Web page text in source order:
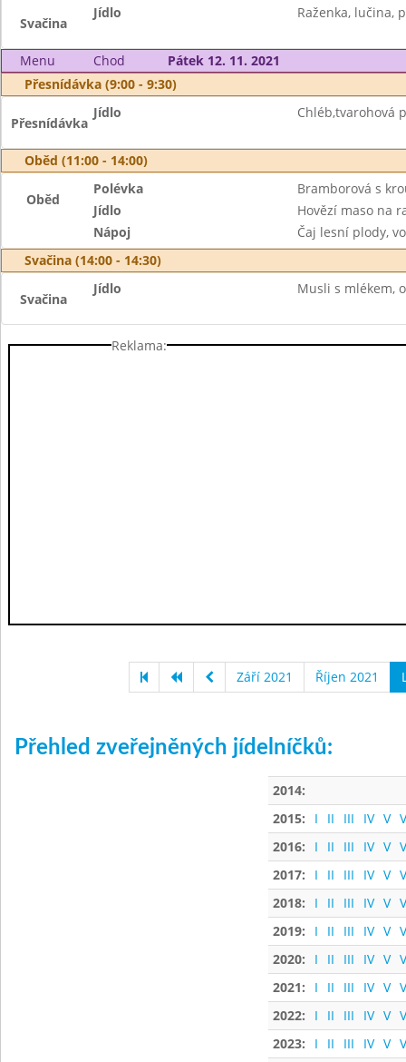
Svačina
Jídlo Raženka, lučina,
Menu Chod
Pátek 12. 11. 2021
Přesnídávka (9:00 - 9:30)
Přesnídávka
Jídlo Chléb,tvarohová
Oběd (11:00 - 14:00)
Oběd
Polévka
Bramborová s
Jídlo
Hovězí maso na
Nápoj
Čaj lesní plody,
Svačina (14:00 - 14:30)
Svačina
Jídlo Musli s mlékem,
Reklama:
Září 2021 Říjen 2021
Přehled zveřejněných jídelníčků:
2014:
2015:
I II III IV V
2016:
I II III IV V
2017:
I II III IV V
2018:
I II III IV V
2019:
I II III IV V
2020:
I II III IV V
2021:
I II III IV V
2022:
I II III IV V
2023:
I II III IV V